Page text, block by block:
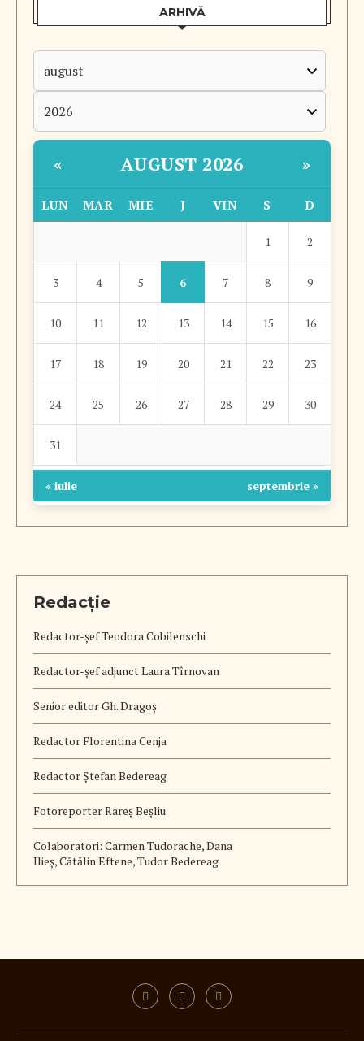
ARHIVĂ
« AUGUST 2026 »
LUN MAR MIE J VIN S D
1 2
3 4 5 6 7 8 9
10 11 12 13 14 15 16
17 18 19 20 21 22 23
24 25 26 27 28 29 30
31
« iulie septembrie »
Redacție
Redactor-șefTeodora Cobilenschi
Redactor-șef adjunct Laura Tîrnovan
Senior editor Gh. Dragoș
Redactor Florentina Cenja
Redactor Ștefan Bedereag
Fotoreporter Rareș Beșliu
Colaboratori: Carmen Tudorache, Dana
Ilieș, Cătălin Eftene, Tudor Bedereag